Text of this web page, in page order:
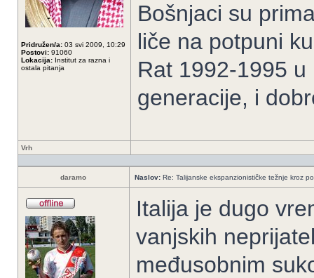
Pridružen/a: 03 svi 2009, 10:29
Postovi: 91060
Lokacija: Institut za razna i
ostala pitanja
Bošnjaci su
liče na potpuni
Rat 1992-1995
generacije, i
Vrh
daramo Naslov: Re: Talijanske ekspanzionističke težnje kroz
Italija je dugo
vanjskih
međusobnim